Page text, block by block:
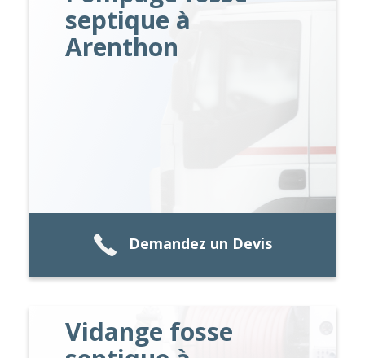
septique à
Arenthon
Demandez un Devis
Vidange fosse